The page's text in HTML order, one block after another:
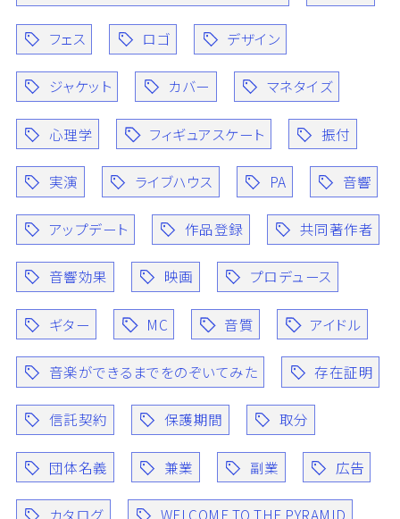
フェス ロゴ デザイン
ジャケット カバー マネタイズ
心理学 フィギュアスケート 振付
実演 ライブハウス PA 音響
アップデート 作品登録 共同著作者
音響効果 映画 プロデュース
ギター MC 音質 アイドル
音楽ができるまでをのぞいてみた 存在証明
信託契約 保護期間 取分
団体名義 兼業 副業 広告
カタログ WELCOME TO THE PYRAMID